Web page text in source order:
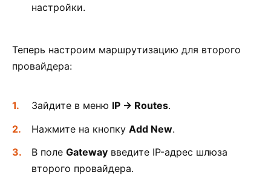
настройки.
Теперь настроим маршрутизацию для второго
провайдера:
Зайдите в меню IP -> Routes.
Нажмите на кнопку Add New.
В поле Gateway введите IP-адрес шлюза
второго провайдера.